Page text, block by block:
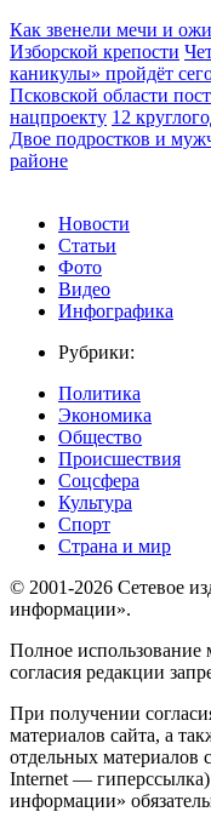
Как звенели мечи и
Изборской крепости
каникулы» пройдёт
Псковской области
нацпроекту 12
Двое подростков и
районе
Новости
Статьи
Фото
Видео
Инфографика
Рубрики:
Политика
Экономика
Общество
Происшествия
Соцсфера
Культура
Спорт
Страна и мир
© 2001-2026 Сетевое
информации».
Полное использование
согласия редакции
При получении
материалов сайта, а
отдельных материалов
Internet — гиперссылка)
информации»